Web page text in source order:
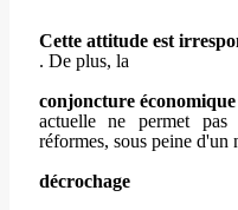
Cette attitude est
. De plus, la
conjoncture économique
actuelle ne permet
réformes, sous peine d'un
décrochage